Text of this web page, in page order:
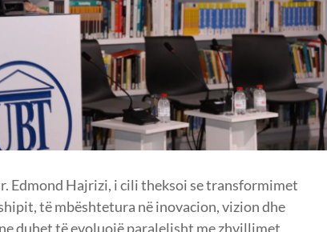
Edmond Hajrizi, i cili theksoi se transformimet
të mbështetura në inovacion, vizion dhe
duhet të evoluojë paralelisht me zhvillimet